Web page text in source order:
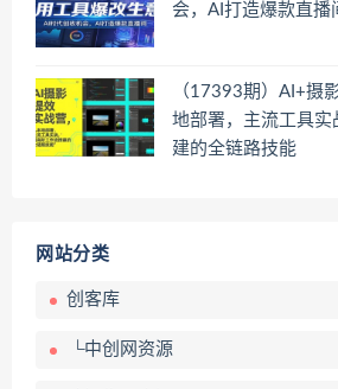
会，AI打造爆款直播
（17393期）AI+摄
地部署，主流工具
建的全链路技能
网站分类
创客库
└中创网资源